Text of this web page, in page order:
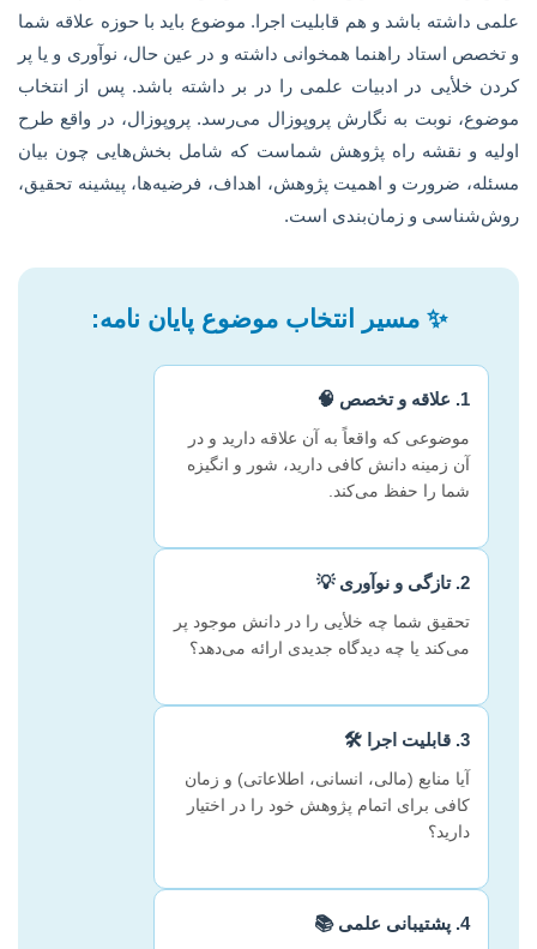
علمی داشته باشد و هم قابلیت اجرا. موضوع باید با حوزه علاقه شما
و تخصص استاد راهنما همخوانی داشته و در عین حال، نوآوری و یا پر
کردن خلأیی در ادبیات علمی را در بر داشته باشد. پس از انتخاب
موضوع، نوبت به نگارش پروپوزال می‌رسد. پروپوزال، در واقع طرح
اولیه و نقشه راه پژوهش شماست که شامل بخش‌هایی چون بیان
مسئله، ضرورت و اهمیت پژوهش، اهداف، فرضیه‌ها، پیشینه تحقیق،
روش‌شناسی و زمان‌بندی است.
✨مسیر انتخاب موضوع پایان نامه:
1. علاقه و تخصص 🧠
موضوعی که واقعاً به آن علاقه دارید و در
آن زمینه دانش کافی دارید، شور و انگیزه
شما را حفظ می‌کند.
2. تازگی و نوآوری 💡
تحقیق شما چه خلأیی را در دانش موجود پر
می‌کند یا چه دیدگاه جدیدی ارائه می‌دهد؟
3. قابلیت اجرا 🛠️
آیا منابع (مالی، انسانی، اطلاعاتی) و زمان
کافی برای اتمام پژوهش خود را در اختیار
دارید؟
4. پشتیبانی علمی 📚